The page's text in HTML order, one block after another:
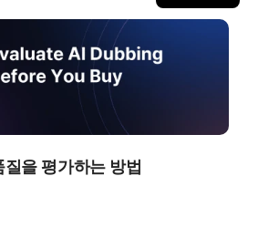
을 평가하는 방법